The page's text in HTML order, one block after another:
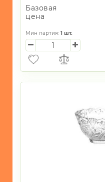
Базовая
цена
Мин партия: 1 шт.